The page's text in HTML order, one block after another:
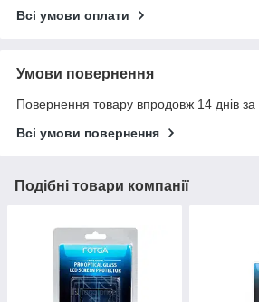
Всі умови оплати
Умови повернення
Повернення товару впродовж 14 днів
Всі умови повернення
Подібні товари компанії